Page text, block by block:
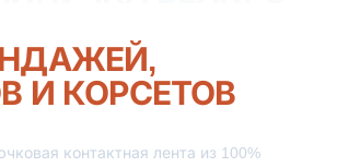
И КОРСЕТОВ
контактная лента из 100%